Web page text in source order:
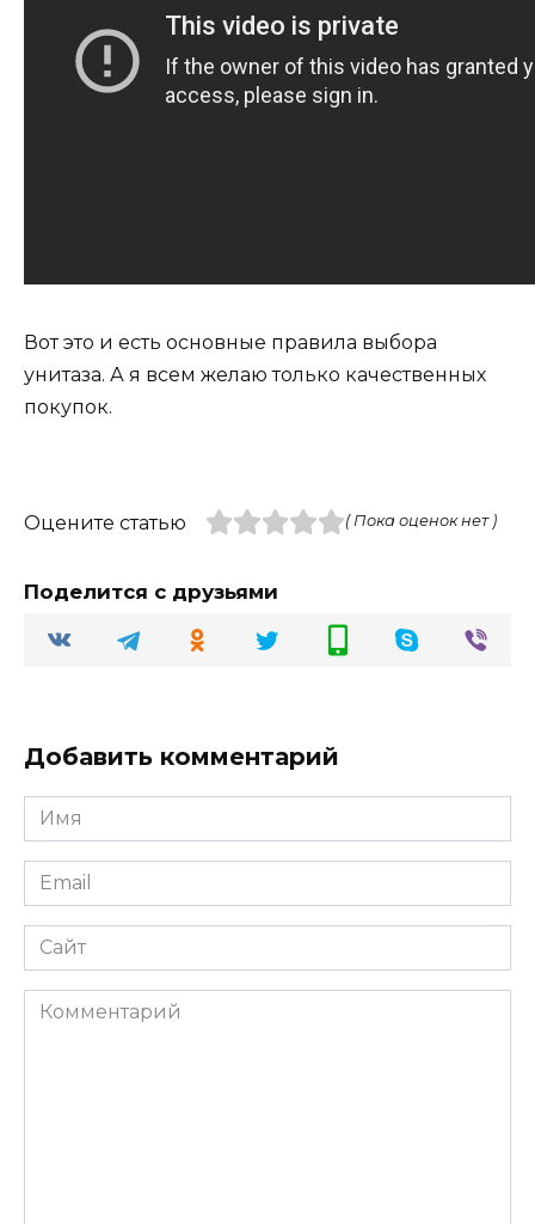
Вот это и есть основные правила выбора
унитаза. А я всем желаю только качественных
покупок.
Оцените статью ( Пока оценок нет )
Поделится с друзьями
Добавить комментарий
Имя
Email
Сайт
Комментарий